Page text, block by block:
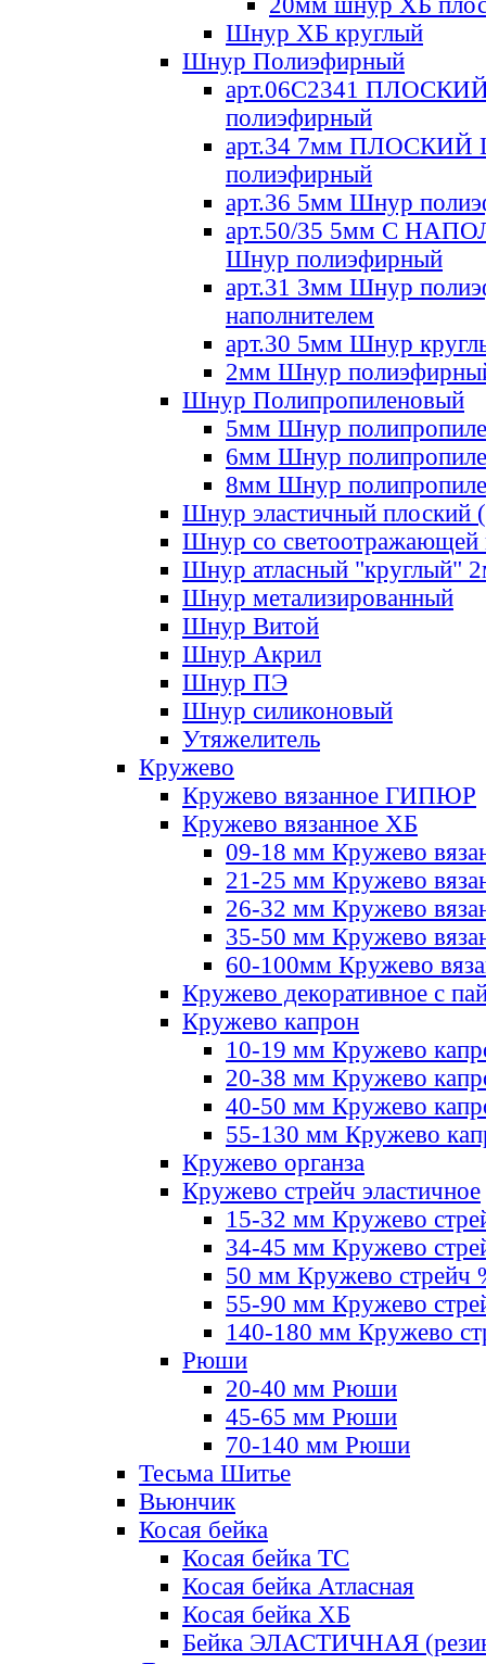
Шнур ХБ круглый
Шнур Полиэфирный
арт.06С2341
полиэфирный
арт.34 7мм ПЛОСКИЙ
полиэфирный
арт.36 5мм Шнур
арт.50/35 5мм С
Шнур полиэфирный
арт.31 3мм Шнур
наполнителем
арт.30 5мм Шнур
2мм Шнур
Шнур Полипропиленовый
5мм Шнур
6мм Шнур
8мм Шнур
Шнур эластичный плоский
Шнур со светоотражающей
Шнур атласный "круглый"
Шнур метализированный
Шнур Витой
Шнур Акрил
Шнур ПЭ
Шнур силиконовый
Утяжелитель
Кружево
Кружево вязанное ГИПЮР
Кружево вязанное ХБ
09-18 мм Кружево
21-25 мм Кружево
26-32 мм Кружево
35-50 мм Кружево
60-100мм Кружево
Кружево декоративное с
Кружево капрон
10-19 мм Кружево
20-38 мм Кружево
40-50 мм Кружево
55-130 мм Кружево
Кружево органза
Кружево стрейч эластичное
15-32 мм Кружево
34-45 мм Кружево
50 мм Кружево стрейч
55-90 мм Кружево
140-180 мм Кружево
Рюши
20-40 мм Рюши
45-65 мм Рюши
70-140 мм Рюши
Тесьма Шитье
Вьюнчик
Косая бейка
Косая бейка ТС
Косая бейка Атласная
Косая бейка ХБ
Бейка ЭЛАСТИЧНАЯ